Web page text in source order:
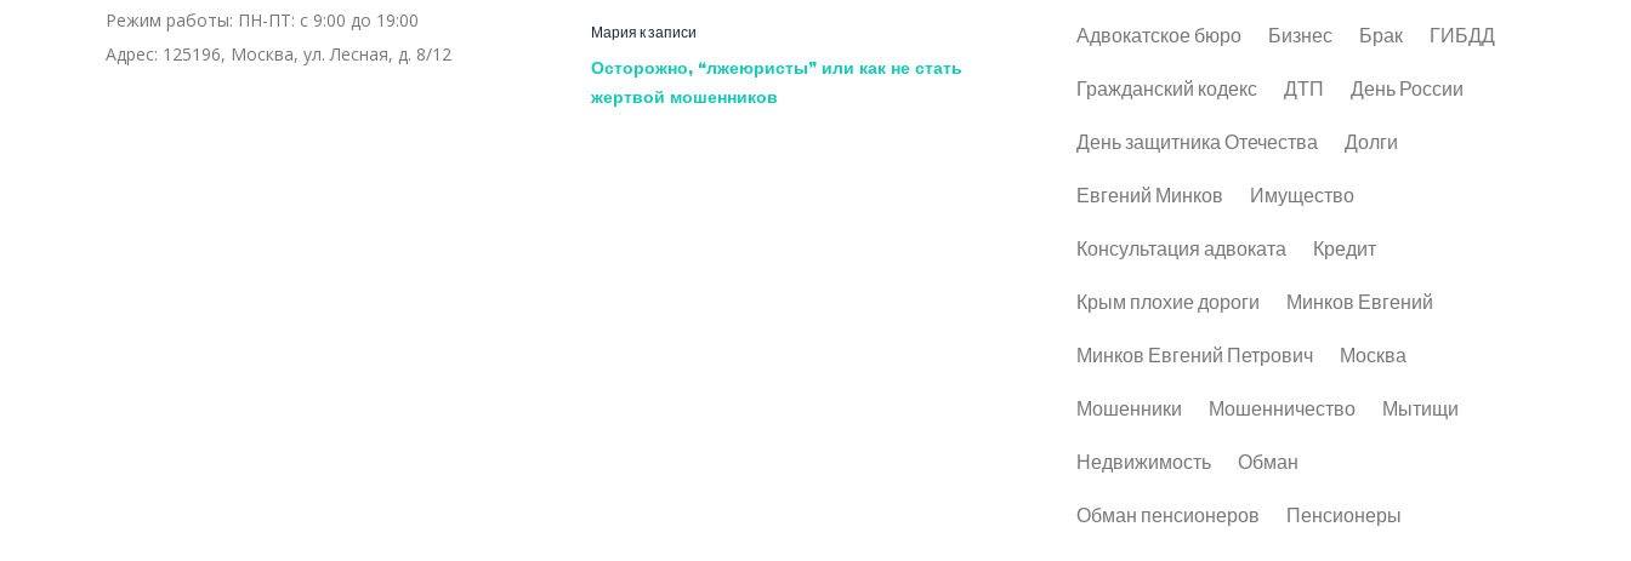
Режим работы: ПН-ПТ: с 9:00 до 19:00
Адрес: 125196, Москва, ул. Лесная, д. 8/12
Мария к записи
Осторожно, “лжеюристы” или как не стать
жертвой мошенников
Адвокатское бюро Бизнес Брак ГИБДД
Гражданский кодекс ДТП День России
День защитника Отечества Долги
Евгений Минков Имущество
Консультация адвоката Кредит
Крым плохие дороги Минков Евгений
Минков Евгений Петрович Москва
Мошенники Мошенничество Мытищи
Недвижимость Обман
Обман пенсионеров Пенсионеры